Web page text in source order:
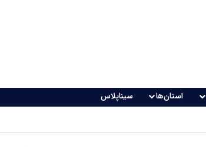
استان‌ها سیناپلاس